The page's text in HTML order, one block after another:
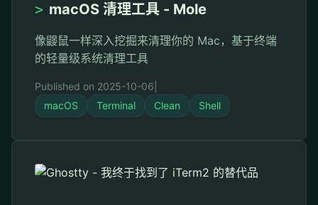
> macOS 清理工具 - Mole
像鼹鼠一样深入挖掘来清理你的 Mac，基于终端
的轻量级系统清理工具
Published on 2025-10-06
macOS
Terminal Clean Shell